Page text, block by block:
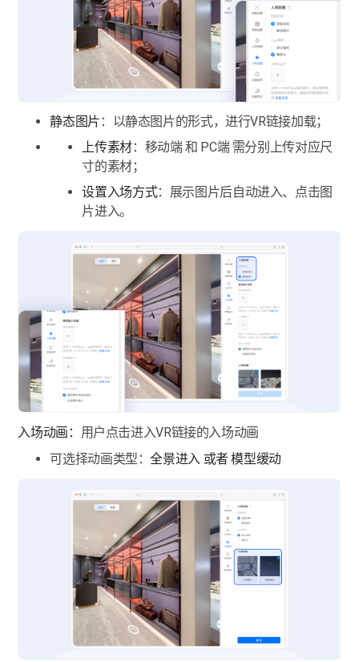
静态图片 ：以静态图片的形式，进行VR链接加载；
上传素材：移动端 和 PC端 需分别上传对应尺
寸的素材；
设置入场方式：展示图片后自动进入、点击图
片进入。
入场动画： 用户点击进入VR链接的入场动画
可选择动画类型：全景进入 或者 模型缓动